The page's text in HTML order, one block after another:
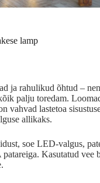
lamp
ja rahulikud õhtud –
palju toredam.
vahvad lastetoa
allikaks.
soe LED-valgus,
Kasutatud vee